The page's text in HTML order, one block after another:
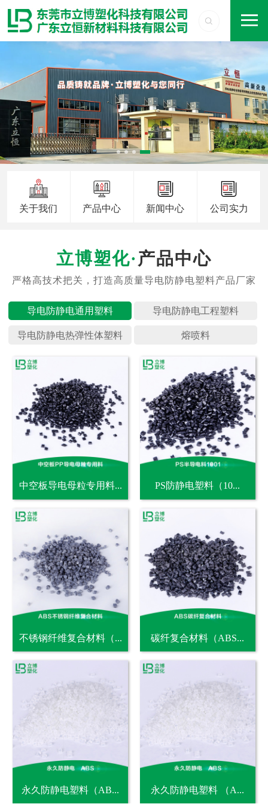
关于我们 产品中心 新闻中心 公司实力
产品中心
导电防静 导电防静
导电防静 熔喷料
中空板导电母粒专用料... PS防静电塑料（10...
不锈钢纤维复合材料（... 碳纤复合材料（ABS...
永久防静电塑料（AB... 永久防静电塑料 （A...